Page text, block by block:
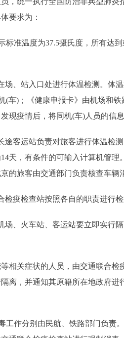
要求为：
温度为37.5摄氏度，所有达到
站入口处进行体温检测。体
车)；《健康申报卡》由机场和
现疫情后，将同机(车)人员的信
运站负责对旅客进行体温检
天，有条件的可输入计算机管理
的旅客由交通部门负责核查车辆
疫检查站按照各自的职责进行检
火车站、客运站要立即实行隔
关症状的人员，由交通联合检
离，并通知其原籍所在地政府
作分别由民航、铁路部门负责